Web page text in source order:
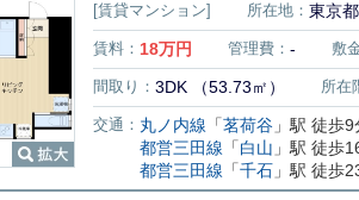
[賃貸マンション] 所在地： 東京
賃料： 18万円 管理費： - 敷
間取り： 3DK （53.73㎡） 所在
交通： 丸ノ内線 「茗荷谷 」駅 徒歩9
都営三田線 「白山 」駅 徒歩
都営三田線 「千石 」駅 徒歩